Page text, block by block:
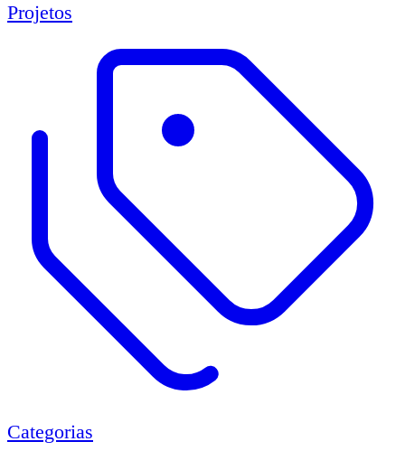
Projetos
Categorias